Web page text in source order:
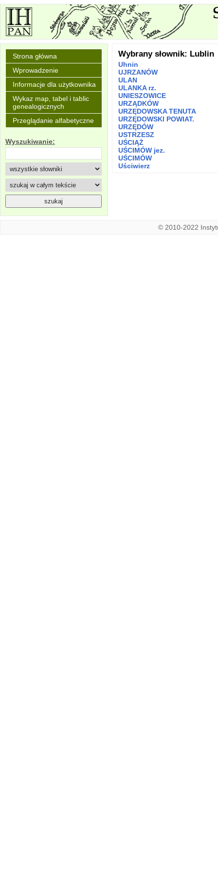
Strona główna
Wprowadzenie
Informacje dla użytkownika
Wykaz map, tabel i tablic
genealogicznych
Przeglądanie alfabetyczne
Wyszukiwanie:
Wybrany słownik: Lublin
Uhnin
UJRZANÓW
ULAN
ULANKA rz.
UNIESZOWICE
URZĄDKÓW
URZĘDOWSKA TENUTA
URZĘDOWSKI POWIAT.
URZĘDÓW
USTRZESZ
UŚCIĄŻ
UŚCIMÓW jez.
UŚCIMÓW
Uściwierz
© 2010-2022